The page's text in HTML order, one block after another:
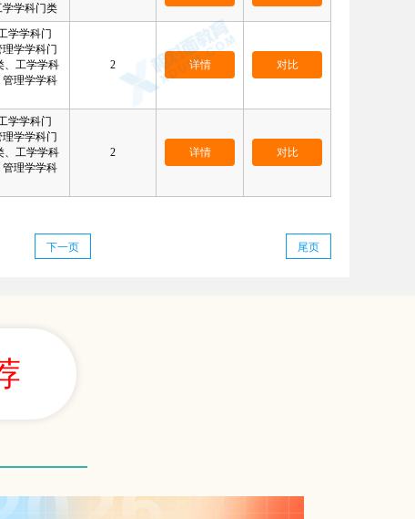
学学科门类
学学科门
学学科门
、工学学科
管理学学科
2 详情 对比
学学科门
学学科门
、工学学科
管理学学科
2 详情 对比
下一页 尾页